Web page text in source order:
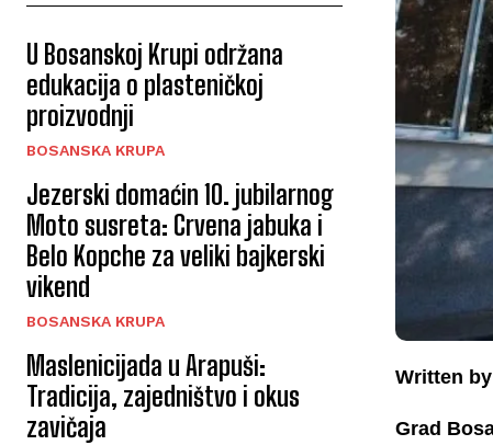
U Bosanskoj Krupi održana
edukacija o plasteničkoj
proizvodnji
BOSANSKA KRUPA
Jezerski domaćin 10. jubilarnog
Moto susreta: Crvena jabuka i
Belo Kopche za veliki bajkerski
vikend
BOSANSKA KRUPA
Maslenicijada u Arapuši:
Tradicija, zajedništvo i okus
zavičaja
Written by
Grad